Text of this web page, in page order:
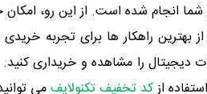
انجام شده است. از این رو، امکان
بهترین راهکار ها برای تجربه
دیجیتال را مشاهده و خریداری
ازکد تخفیف تکنولایفمی